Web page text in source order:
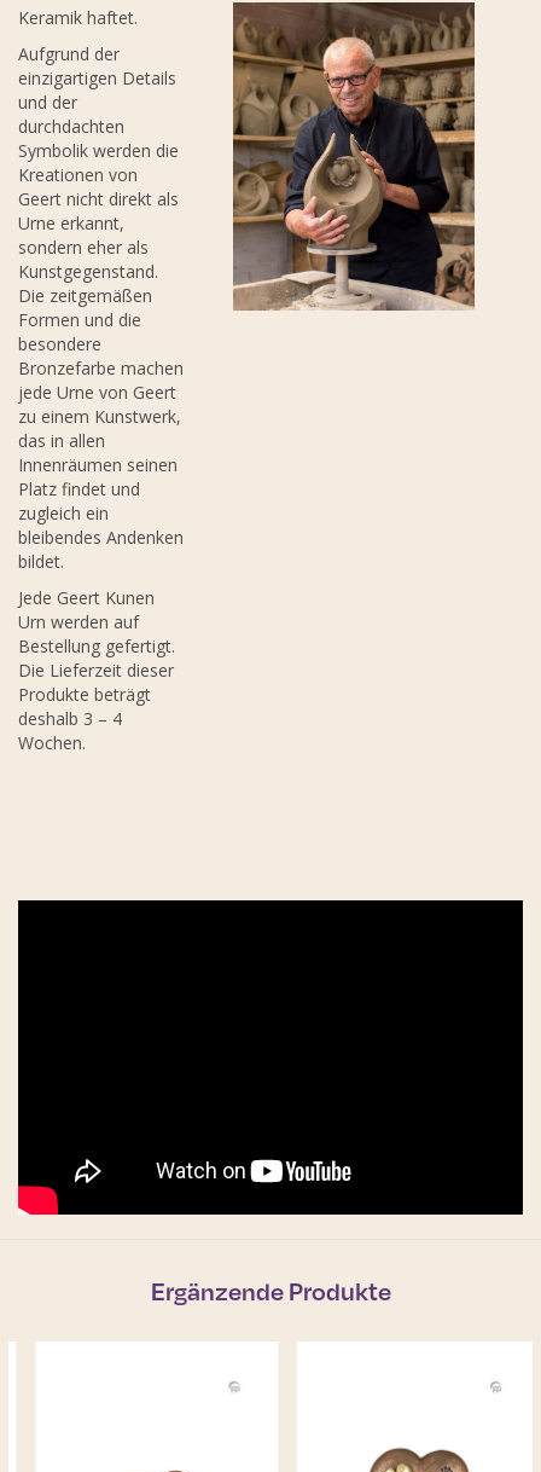
Keramik haftet.
Aufgrund der
einzigartigen Details
und der
durchdachten
Symbolik werden die
Kreationen von
Geert nicht direkt als
Urne erkannt,
sondern eher als
Kunstgegenstand.
Die zeitgemäßen
Formen und die
besondere
Bronzefarbe machen
jede Urne von Geert
zu einem Kunstwerk,
das in allen
Innenräumen seinen
Platz findet und
zugleich ein
bleibendes Andenken
bildet.
Jede Geert Kunen
Urn werden auf
Bestellung gefertigt.
Die Lieferzeit dieser
Produkte beträgt
deshalb 3 – 4
Wochen.
Ergänzende Produkte